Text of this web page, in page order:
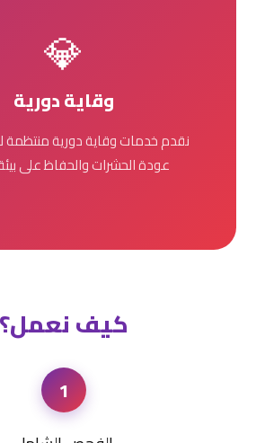
💎
وقاية دورية
نقدم خدمات وقاية دورية
عودة الحشرات والحفاظ على
كيف نعمل؟
1